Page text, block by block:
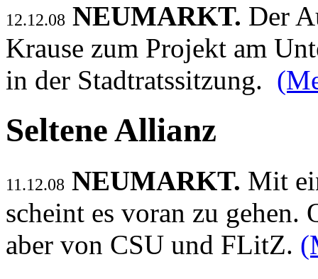
12.12.08 NEUMARKT. Der
Krause zum Projekt am
in der Stadtratssitzung.
Seltene Allianz
11.12.08 NEUMARKT. Mit
scheint es voran zu gehen.
aber von CSU und FLitZ.